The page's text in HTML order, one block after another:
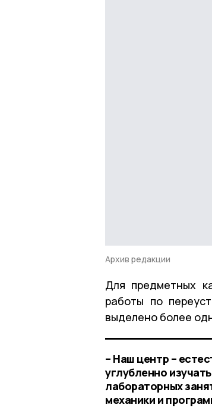
Архив редакции
Для предметных
работы по
выделено более
– Наш центр –
углубленно
лабораторных
механики и